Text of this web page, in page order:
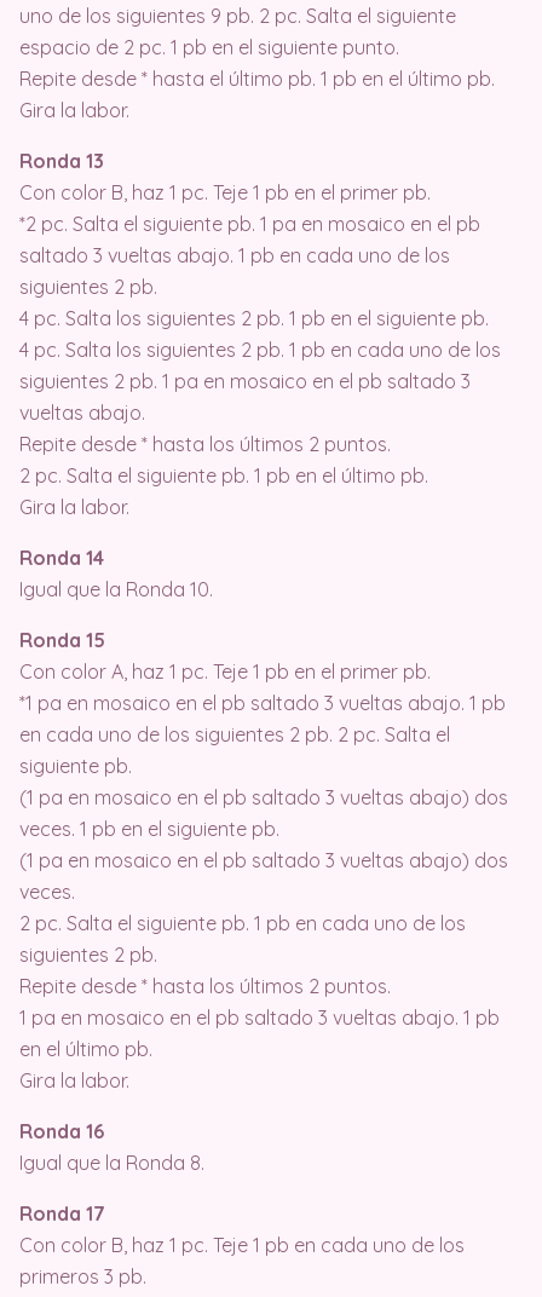
uno de los siguientes 9 pb. 2 pc. Salta el siguiente
espacio de 2 pc. 1 pb en el siguiente punto.
Repite desde * hasta el último pb. 1 pb en el último pb.
Gira la labor.
Ronda 13
Con color B, haz 1 pc. Teje 1 pb en el primer pb.
*2 pc. Salta el siguiente pb. 1 pa en mosaico en el pb
saltado 3 vueltas abajo. 1 pb en cada uno de los
siguientes 2 pb.
4 pc. Salta los siguientes 2 pb. 1 pb en el siguiente pb.
4 pc. Salta los siguientes 2 pb. 1 pb en cada uno de los
siguientes 2 pb. 1 pa en mosaico en el pb saltado 3
vueltas abajo.
Repite desde * hasta los últimos 2 puntos.
2 pc. Salta el siguiente pb. 1 pb en el último pb.
Gira la labor.
Ronda 14
Igual que la Ronda 10.
Ronda 15
Con color A, haz 1 pc. Teje 1 pb en el primer pb.
*1 pa en mosaico en el pb saltado 3 vueltas abajo. 1 pb
en cada uno de los siguientes 2 pb. 2 pc. Salta el
siguiente pb.
(1 pa en mosaico en el pb saltado 3 vueltas abajo) dos
veces. 1 pb en el siguiente pb.
(1 pa en mosaico en el pb saltado 3 vueltas abajo) dos
veces.
2 pc. Salta el siguiente pb. 1 pb en cada uno de los
siguientes 2 pb.
Repite desde * hasta los últimos 2 puntos.
1 pa en mosaico en el pb saltado 3 vueltas abajo. 1 pb
en el último pb.
Gira la labor.
Ronda 16
Igual que la Ronda 8.
Ronda 17
Con color B, haz 1 pc. Teje 1 pb en cada uno de los
primeros 3 pb.